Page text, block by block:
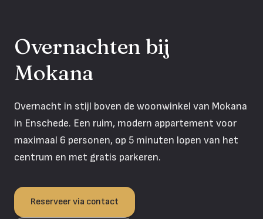
Overnachten bij
Mokana
Overnacht in stijl boven de woonwinkel van Mokana
in Enschede. Een ruim, modern appartement voor
maximaal 6 personen, op 5 minuten lopen van het
centrum en met gratis parkeren.
Reserveer via contact